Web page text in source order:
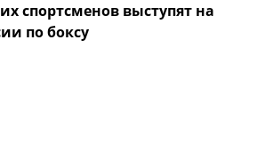
спортсменов выступят на
по боксу